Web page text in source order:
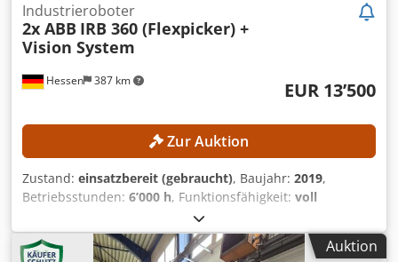
Hessen 387 km
Industrieroboter
2x ABB IRB 360 (Flexpicker) +
Vision System
EUR 13’500
Zur Auktion
Zustand: einsatzbereit (gebraucht), Baujahr: 2019,
Betriebsstunden: 6’000 h, Funktionsfähigkeit: voll
3 kg
mm, Kein Mindestpreis - garantierter Verkauf zum
höchsten Gebot! Versteigerung von zwei ABB IRB 360Auktion